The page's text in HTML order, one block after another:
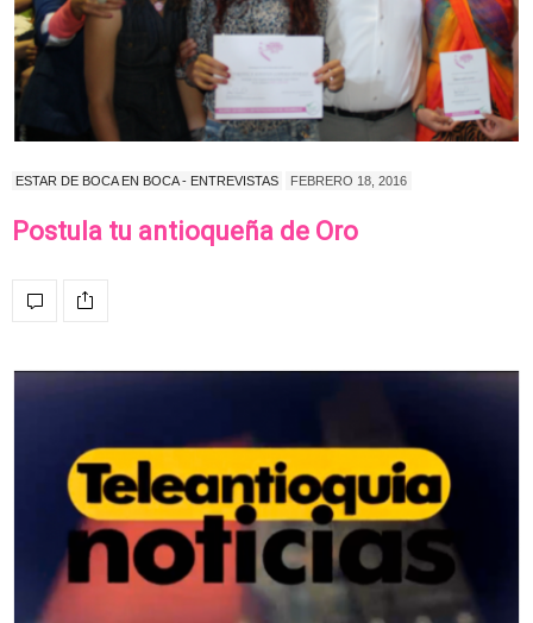
ESTAR DE BOCA EN BOCA - ENTREVISTAS FEBRERO 18, 2016
Postula tu antioqueña de Oro